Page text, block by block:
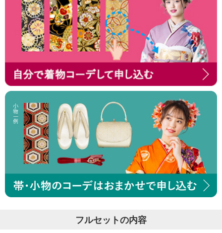
フルセットの内容